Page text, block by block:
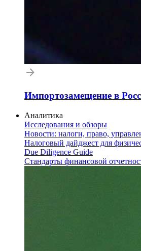
Импортозамещение в
Аналитика
Исследования и обзоры
Новости: налоги, право,
Налоговый дайджест для
Due Diligence Guide
Стандарты финансовой